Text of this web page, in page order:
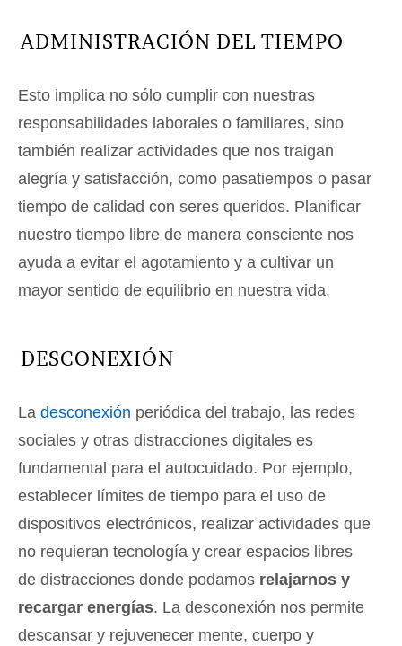
ADMINISTRACIÓN DEL TIEMPO
Esto implica no sólo cumplir con nuestras
responsabilidades laborales o familiares, sino
también realizar actividades que nos traigan
alegría y satisfacción, como pasatiempos o pasar
tiempo de calidad con seres queridos. Planificar
nuestro tiempo libre de manera consciente nos
ayuda a evitar el agotamiento y a cultivar un
mayor sentido de equilibrio en nuestra vida.
DESCONEXIÓN
La desconexión periódica del trabajo, las redes
sociales y otras distracciones digitales es
fundamental para el autocuidado. Por ejemplo,
establecer límites de tiempo para el uso de
dispositivos electrónicos, realizar actividades que
no requieran tecnología y crear espacios libres
de distracciones donde podamos relajarnos y
recargar energías. La desconexión nos permite
descansar y rejuvenecer mente, cuerpo y